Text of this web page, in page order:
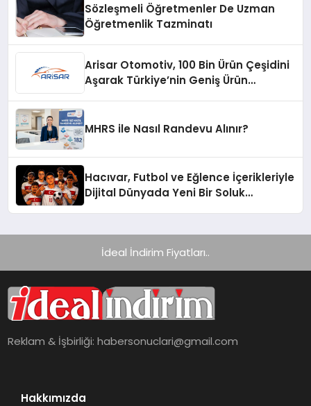
Sözleşmeli Öğretmenler De Uzman
Öğretmenlik Tazminatı
Arisar Otomotiv, 100 Bin Ürün Çeşidini
Aşarak Türkiye’nin Geniş Ürün
MHRS ile Nasıl Randevu Alınır?
Hacıvar, Futbol ve Eğlence İçerikleriyle
Dijital Dünyada Yeni Bir Soluk
İdeal İndirim Fiyatları..
Reklam & İşbirliği:habersonuclari@gmail.com
Hakkımızda